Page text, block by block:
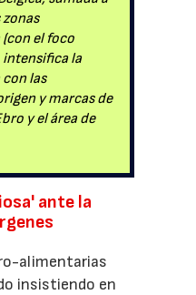
el foco
intensifica la
las
y marcas de
y el área de
ante la
alimentarias
insistiendo en